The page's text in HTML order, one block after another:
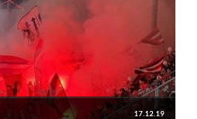
17.12.19